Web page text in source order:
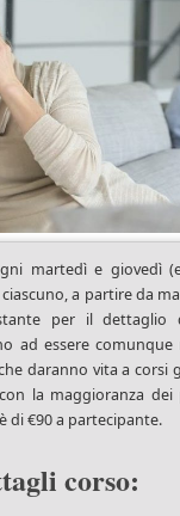
martedì e giovedì
a partire da
per il dettaglio
ad essere
daranno vita a corsi
la maggioranza dei
di €90 a partecipante.
corso: